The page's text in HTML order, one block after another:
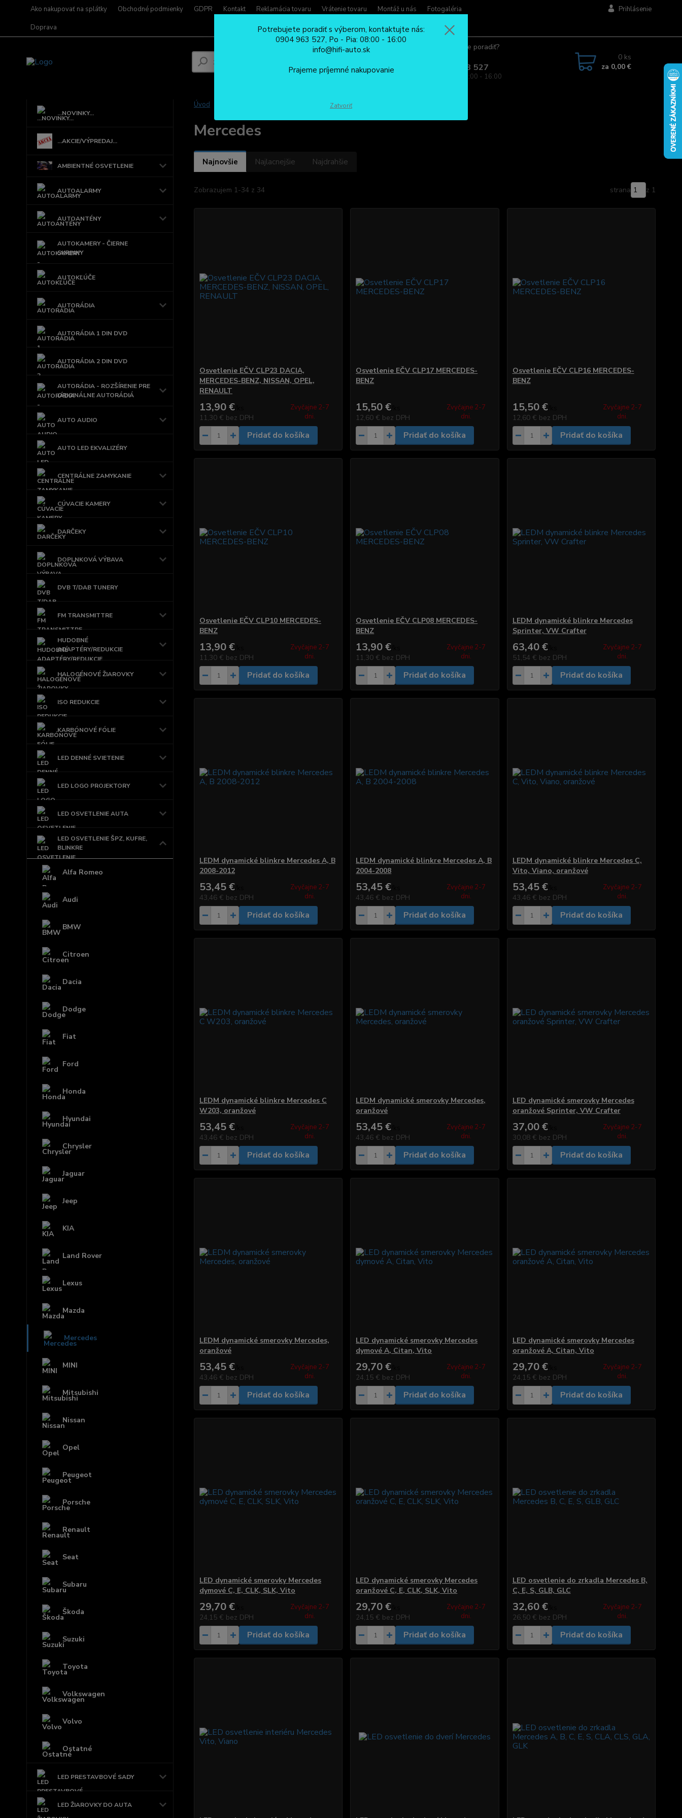
Ako nakupovať na splátky Obchodné podmienky GDPR Kontakt Reklamácia tovaru Vrátenie tovaru Montáž u nás
Fotogaléria
Doprava
Prihlásenie
Potrebujete poradiť?
0904 963 527
Po - Pia: 08:00 - 16:00
0 ks
za 0,00 €
...NOVINKY...
...AKCIE/VÝPREDAJ...
AMBIENTNÉ OSVETLENIE
AUTOALARMY
AUTOANTÉNY
AUTOKAMERY - ČIERNE
SKRINKY
AUTOKĽÚČE
AUTORÁDIA
AUTORÁDIA 1 DIN DVD
AUTORÁDIA 2 DIN DVD
AUTORÁDIA - ROZŠÍRENIE PRE
ORIGINÁLNE AUTORÁDIÁ
AUTO AUDIO
AUTO LED EKVALIZÉRY
CENTRÁLNE ZAMYKANIE
CÚVACIE KAMERY
DARČEKY
DOPLNKOVÁ VÝBAVA
DVB T/DAB TUNERY
FM TRANSMITTRE
HUDOBNÉ
ADAPTÉRY/REDUKCIE
HALOGÉNOVÉ ŽIAROVKY
ISO REDUKCIE
KARBÓNOVÉ FÓLIE
LED DENNÉ SVIETENIE
LED LOGO PROJEKTORY
LED OSVETLENIE AUTA
LED OSVETLENIE ŠPZ, KUFRE,
BLINKRE
Alfa Romeo
Audi
BMW
Citroen
Dacia
Dodge
Fiat
Ford
Honda
Hyundai
Chrysler
Jaguar
Jeep
KIA
Land Rover
Lexus
Mazda
Mercedes
MINI
Mitsubishi
Nissan
Opel
Peugeot
Porsche
Renault
Seat
Subaru
Škoda
Suzuki
Toyota
Volkswagen
Volvo
Ostatné
LED PRESTAVBOVÉ SADY
LED ŽIAROVKY DO AUTA
Úvod LED OSVETLENIE ŠPZ, KUFRE, BLINKRE
Mercedes
Najnovšie Najlacnejšie Najdrahšie
Zobrazujem 1-34 z 34 strana z 1
Osvetlenie EČV CLP23 DACIA,
MERCEDES-BENZ, NISSAN, OPEL,
RENAULT
13,90 €/
11,30 € bez DPH
Zvyčajne 2-7
dni.
Pridať do košíka
Osvetlenie EČV CLP17 MERCEDES-
BENZ
15,50 €
12,60 € bez DPH
Zvyčajne 2-7
dni.
Pridať do košíka
Osvetlenie EČV CLP16 MERCEDES-
BENZ
15,50 €/
12,60 € bez DPH
Zvyčajne 2-7
dni.
Pridať do košíka
Osvetlenie EČV CLP10 MERCEDES-
BENZ
13,90 €/
11,30 € bez DPH
Zvyčajne 2-7
dni.
Pridať do košíka
Osvetlenie EČV CLP08 MERCEDES-
BENZ
13,90 €
11,30 € bez DPH
Zvyčajne 2-7
dni.
Pridať do košíka
LEDM dynamické blinkre Mercedes
Sprinter, VW Crafter
63,40 €/
51,54 € bez DPH
Zvyčajne 2-7
dni.
Pridať do košíka
LEDM dynamické blinkre Mercedes A, B
2008-2012
53,45 €/
43,46 € bez DPH
Zvyčajne 2-7
dni.
Pridať do košíka
LEDM dynamické blinkre Mercedes A, B
2004-2008
53,45 €
43,46 € bez DPH
Zvyčajne 2-7
dni.
Pridať do košíka
LEDM dynamické blinkre Mercedes C,
Vito, Viano, oranžové
53,45 €/
43,46 € bez DPH
Zvyčajne 2-7
dni.
Pridať do košíka
LEDM dynamické blinkre Mercedes C
W203, oranžové
53,45 €/
43,46 € bez DPH
Zvyčajne 2-7
dni.
Pridať do košíka
LEDM dynamické smerovky Mercedes,
oranžové
53,45 €
43,46 € bez DPH
Zvyčajne 2-7
dni.
Pridať do košíka
LED dynamické smerovky Mercedes
oranžové Sprinter, VW Crafter
37,00 €/
30,08 € bez DPH
Zvyčajne 2-7
dni.
Pridať do košíka
LEDM dynamické smerovky Mercedes,
oranžové
53,45 €/
43,46 € bez DPH
Zvyčajne 2-7
dni.
Pridať do košíka
LED dynamické smerovky Mercedes
dymové A, Citan, Vito
29,70 €
24,15 € bez DPH
Zvyčajne 2-7
dni.
Pridať do košíka
LED dynamické smerovky Mercedes
oranžové A, Citan, Vito
29,70 €/
24,15 € bez DPH
Zvyčajne 2-7
dni.
Pridať do košíka
LED dynamické smerovky Mercedes
dymové C, E, CLK, SLK, Vito
29,70 €/
24,15 € bez DPH
Zvyčajne 2-7
dni.
Pridať do košíka
LED dynamické smerovky Mercedes
oranžové C, E, CLK, SLK, Vito
29,70 €
24,15 € bez DPH
Zvyčajne 2-7
dni.
Pridať do košíka
LED osvetlenie do zrkadla Mercedes B,
C, E, S, GLB, GLC
32,60 €/
26,50 € bez DPH
Zvyčajne 2-7
dni.
Pridať do košíka
Potrebujete poradiť s výberom, kontaktujte nás:
0904 963 527, Po - Pia: 08:00 - 16:00
info@hifi-auto.sk
Prajeme príjemné nakupovanie
Zatvoriť